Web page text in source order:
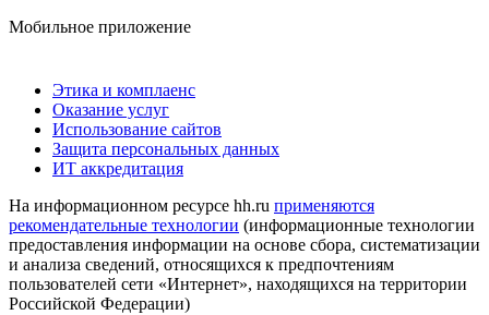
Мобильное приложение
Этика и комплаенс
Оказание услуг
Использование сайтов
Защита персональных данных
ИТ аккредитация
На информационном ресурсе hh.ru применяются
рекомендательные технологии (информационные технологии
предоставления информации на основе сбора, систематизации
и анализа сведений, относящихся к предпочтениям
пользователей сети «Интернет», находящихся на территории
Российской Федерации)